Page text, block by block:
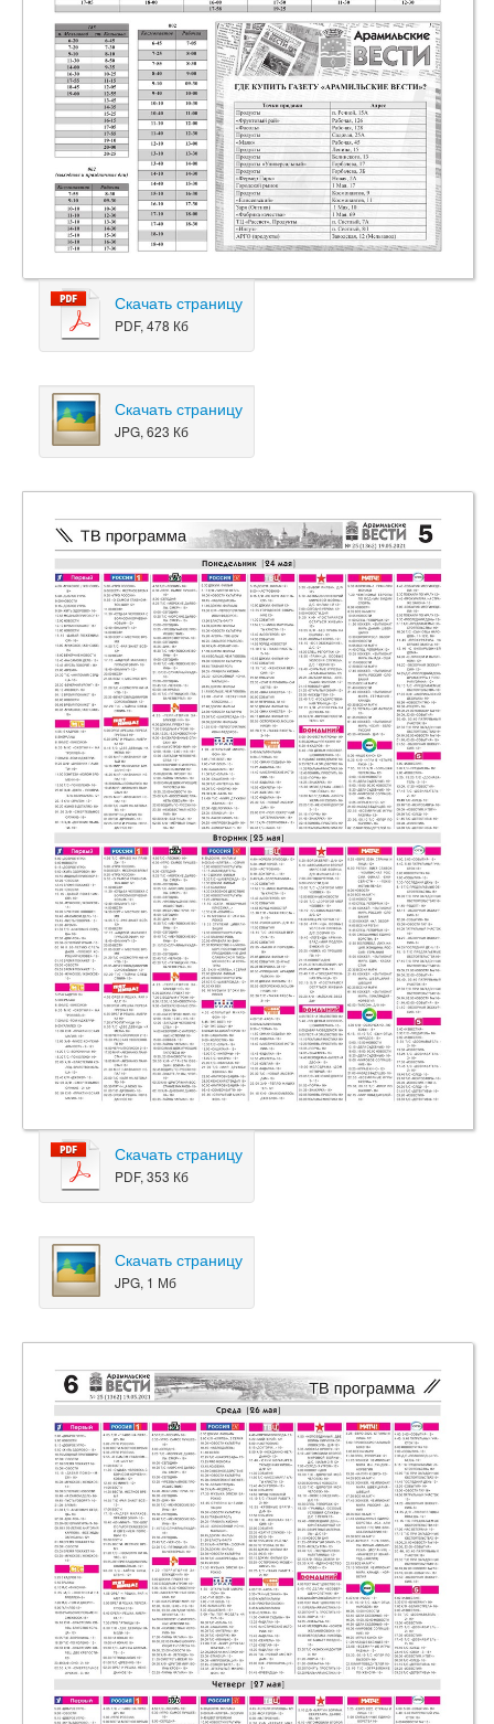
Скачать страницу
PDF, 478 Кб
Скачать страницу
JPG, 623 Кб
Скачать страницу
PDF, 353 Кб
Скачать страницу
JPG, 1 Мб